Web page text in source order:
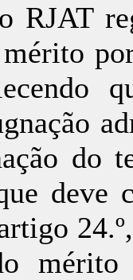
RJAT
do
deve